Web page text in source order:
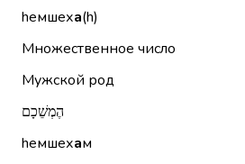
hемшеха(h)
Множественное число
Мужской род
הֶמְשֵׁכָם
hемшехам